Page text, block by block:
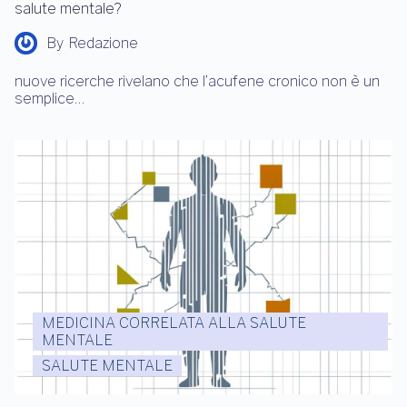
salute mentale?
By Redazione
nuove ricerche rivelano che l’acufene cronico non è un
semplice…
MEDICINA CORRELATA ALLA SALUTE
MENTALE
SALUTE MENTALE